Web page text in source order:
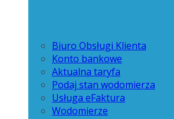
Biuro Obsługi Klienta
Konto bankowe
Aktualna taryfa
Podaj stan wodomierza
Usługa eFaktura
Wodomierze